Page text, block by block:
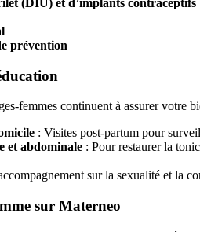
(DIU) et d’implants contraceptifs
prévention
femmes continuent à assurer votre
: Visites post-partum pour
et abdominale : Pour restaurer la
sur la sexualité et la
sur Materneo